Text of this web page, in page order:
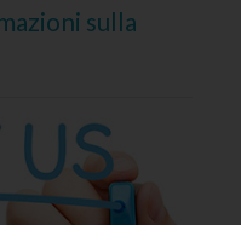
sulla